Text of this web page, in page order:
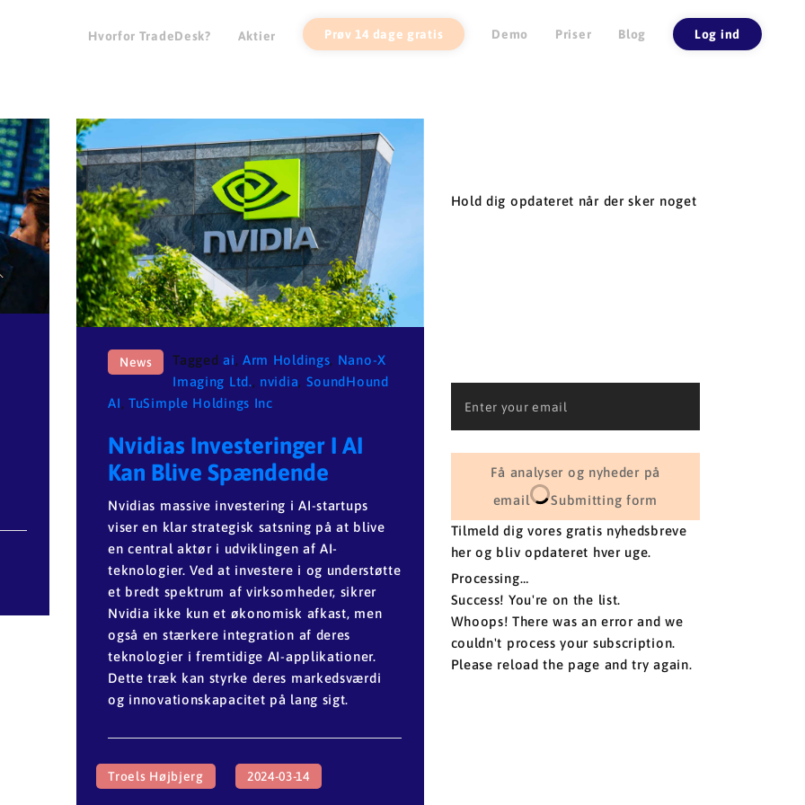
Log ind
Blog
Priser
Demo
Prøv 14 dage gratis
Aktier
Hvorfor TradeDesk?
News Taggedai, Arm Holdings, Nano-X
Imaging Ltd., nvidia, SoundHound
AI,TuSimple Holdings Inc
Nvidias Investeringer I AI
Kan Blive Spændende
Nvidias massive investering i AI-startups
viser en klar strategisk satsning på at blive
en central aktør i udviklingen af AI-
teknologier. Ved at investere i og understøtte
et bredt spektrum af virksomheder, sikrer
Nvidia ikke kun et økonomisk afkast, men
også en stærkere integration af deres
teknologier i fremtidige AI-applikationer.
Dette træk kan styrke deres markedsværdi
og innovationskapacitet på lang sigt.
Hold dig opdateret når der sker noget
Få analyser og nyheder på
email
Submitting form
Tilmeld dig vores gratis nyhedsbreve
her og bliv opdateret hver uge.
Processing…
Success! You're on the list.
Whoops! There was an error and we
couldn't process your subscription.
Please reload the page and try again.